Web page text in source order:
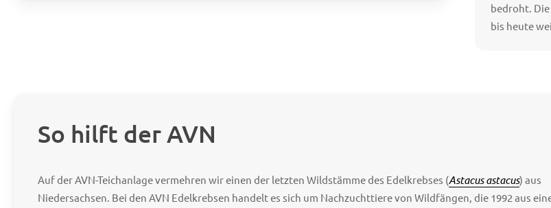
bedroht. Die
bis heute
So hilft der AVN
Auf der AVN-Teichanlage vermehren wir einen der letzten Wildstämme des Edelkrebses (Astacus astacus) aus
Niedersachsen. Bei den AVN Edelkrebsen handelt es sich um Nachzuchttiere von Wildfängen, die 1992 aus